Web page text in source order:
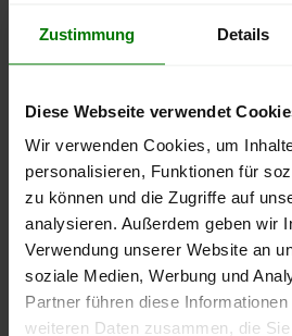
Zustimmung Details
Diese Webseite verwendet
Wir verwenden Cookies, um
personalisieren, Funktionen für
zu können und die Zugriffe auf
analysieren. Außerdem geben wir
Verwendung unserer Website an
soziale Medien, Werbung und
Partner führen diese
weiteren Daten zusammen, die
lose Ware
September
2025
Januar
2026
300 €
350 €
Die aktuelle Preisentwicklung für
können Sie jederzeit auf